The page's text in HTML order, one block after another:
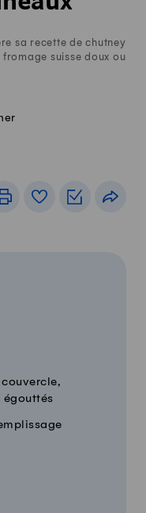
sa recette de chutney
suisse doux ou
ImprimerLivre de recettes
Listes de